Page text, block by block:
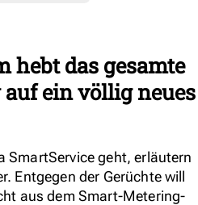
hebt das gesamte
ein völlig neues
SmartService geht, erläutern
Entgegen der Gerüchte will
aus dem Smart-Metering-